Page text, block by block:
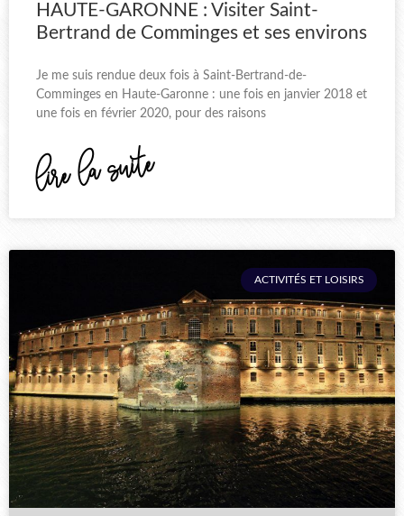
HAUTE-GARONNE : Visiter Saint-
Bertrand de Comminges et ses environs
Je me suis rendue deux fois à Saint-Bertrand-de-
Comminges en Haute-Garonne : une fois en janvier 2018 et
une fois en février 2020, pour des raisons
lire la suite
ACTIVITÉS ET LOISIRS